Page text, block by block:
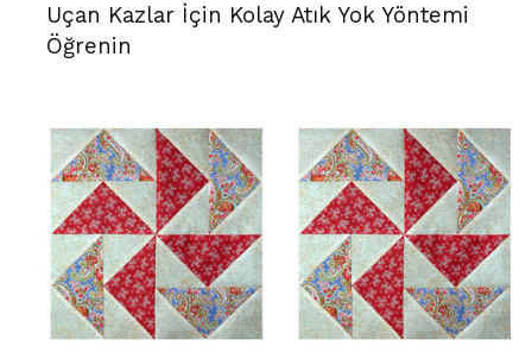
Uçan Kazlar İçin Kolay Atık Yok Yöntemi
Öğrenin